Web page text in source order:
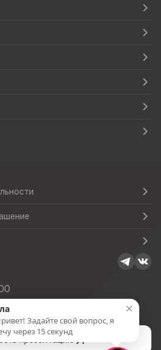
×
Задайте свой вопрос, я
через 15 секунд